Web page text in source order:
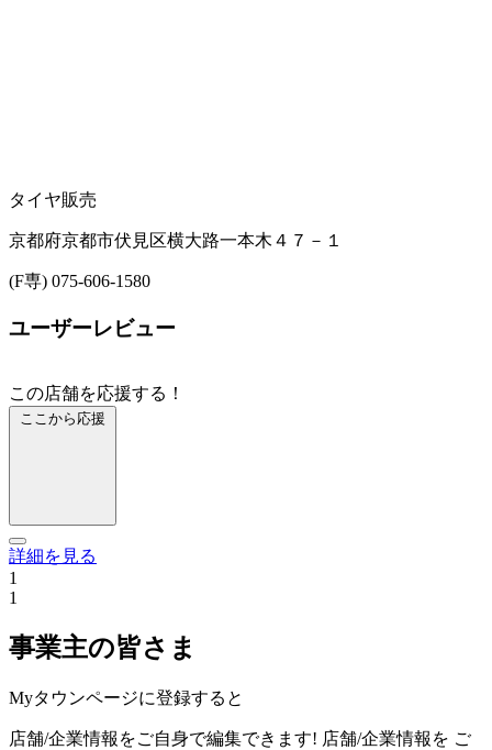
タイヤ販売
京都府京都市伏見区横大路一本木４７－１
(F専) 075-606-1580
ユーザーレビュー
この店舗を応援する！
ここから応援
詳細を見る
1
1
事業主の皆さま
Myタウンページに登録すると
店舗/企業情報をご自身で編集できます! 店舗/企業情報を ご